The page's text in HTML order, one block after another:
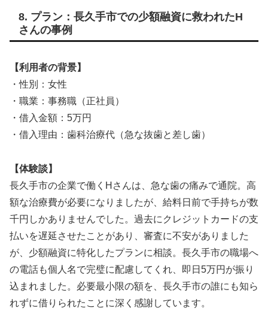
8. プラン：長久手市での少額融資に救われたH
さんの事例
【利用者の背景】
・性別：女性
・職業：事務職（正社員）
・借入金額：5万円
・借入理由：歯科治療代（急な抜歯と差し歯）
【体験談】
長久手市の企業で働くHさんは、急な歯の痛みで通院。高
額な治療費が必要になりましたが、給料日前で手持ちが数
千円しかありませんでした。過去にクレジットカードの支
払いを遅延させたことがあり、審査に不安がありました
が、少額融資に特化したプランに相談。長久手市の職場へ
の電話も個人名で完璧に配慮してくれ、即日5万円が振り
込まれました。必要最小限の額を、長久手市の誰にも知ら
れずに借りられたことに深く感謝しています。